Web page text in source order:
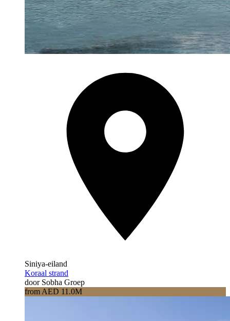
Siniya-eiland
Koraal strand
door Sobha Groep
from AED 11.0M